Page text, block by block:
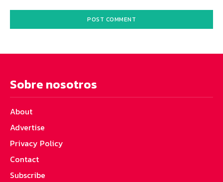
Sobre nosotros
About
Advertise
Privacy Policy
Contact
Subscribe